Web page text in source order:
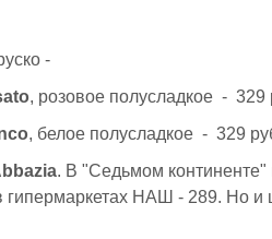
-
, розовое полусладкое -
, белое полусладкое - 329
. В "Седьмом континенте"
гипермаркетах НАШ - 289. Но и